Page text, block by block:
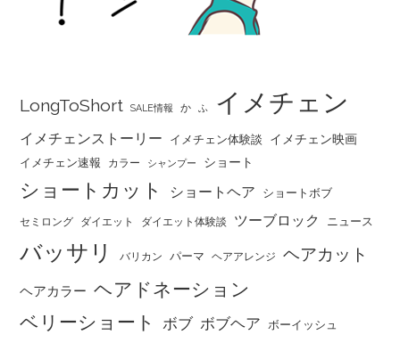
LongToShort SALE情報 か ふ イメチェン
イメチェンストーリー イメチェン体験談 イメチェン映画
イメチェン速報 カラー シャンプー ショート
ショートカット ショートヘア ショートボブ
セミロング ダイエット ダイエット体験談 ツーブロック ニュース
バッサリ バリカン パーマ ヘアアレンジ ヘアカット
ヘアカラー ヘアドネーション
ベリーショート
ボブ ボブヘア ボーイッシュ